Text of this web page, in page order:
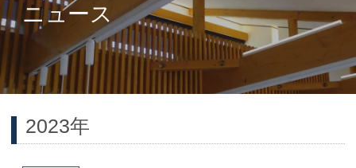
シ
ョ
の
切
替
ニュース
2023年